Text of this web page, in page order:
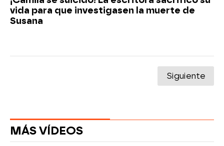
vida para que investigasen la muerte de
Susana
Siguiente
MÁS VÍDEOS